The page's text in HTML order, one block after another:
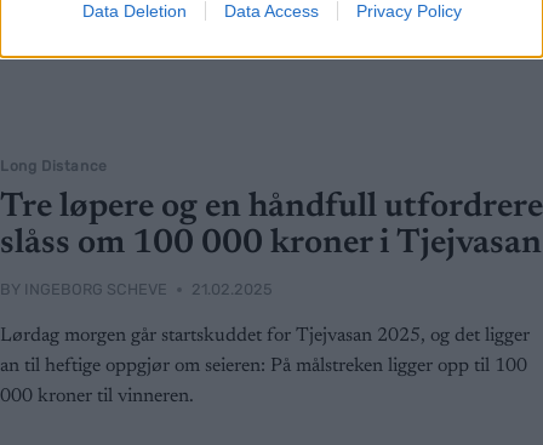
Data Deletion Data Access Privacy Policy
Long Distance
Tre løpere og en håndfull utfordrere
slåss om 100 000 kroner i Tjejvasan
BY INGEBORG SCHEVE 21.02.2025
Lørdag morgen går startskuddet for Tjejvasan 2025, og det ligger
an til heftige oppgjør om seieren: På målstreken ligger opp til 100
000 kroner til vinneren.